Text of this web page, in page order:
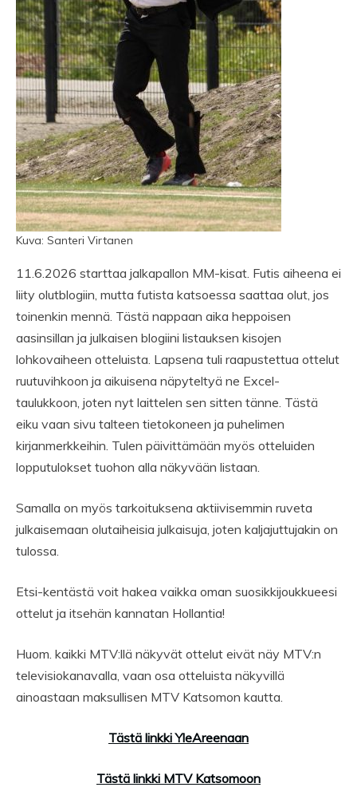
Kuva: Santeri Virtanen
11.6.2026 starttaa jalkapallon MM-kisat. Futis aiheena ei
liity olutblogiin, mutta futista katsoessa saattaa olut, jos
toinenkin mennä. Tästä nappaan aika heppoisen
aasinsillan ja julkaisen blogiini listauksen kisojen
lohkovaiheen otteluista. Lapsena tuli raapustettua ottelut
ruutuvihkoon ja aikuisena näpyteltyä ne Excel-
taulukkoon, joten nyt laittelen sen sitten tänne. Tästä
eiku vaan sivu talteen tietokoneen ja puhelimen
kirjanmerkkeihin. Tulen päivittämään myös otteluiden
lopputulokset tuohon alla näkyvään listaan.
Samalla on myös tarkoituksena aktiivisemmin ruveta
julkaisemaan olutaiheisia julkaisuja, joten kaljajuttujakin on
tulossa.
Etsi-kentästä voit hakea vaikka oman suosikkijoukkueesi
ottelut ja itsehän kannatan Hollantia!
Huom. kaikki MTV:llä näkyvät ottelut eivät näy MTV:n
televisiokanavalla, vaan osa otteluista näkyvillä
ainoastaan maksullisen MTV Katsomon kautta.
Tästä linkki YleAreenaan
Tästä linkki MTV Katsomoon